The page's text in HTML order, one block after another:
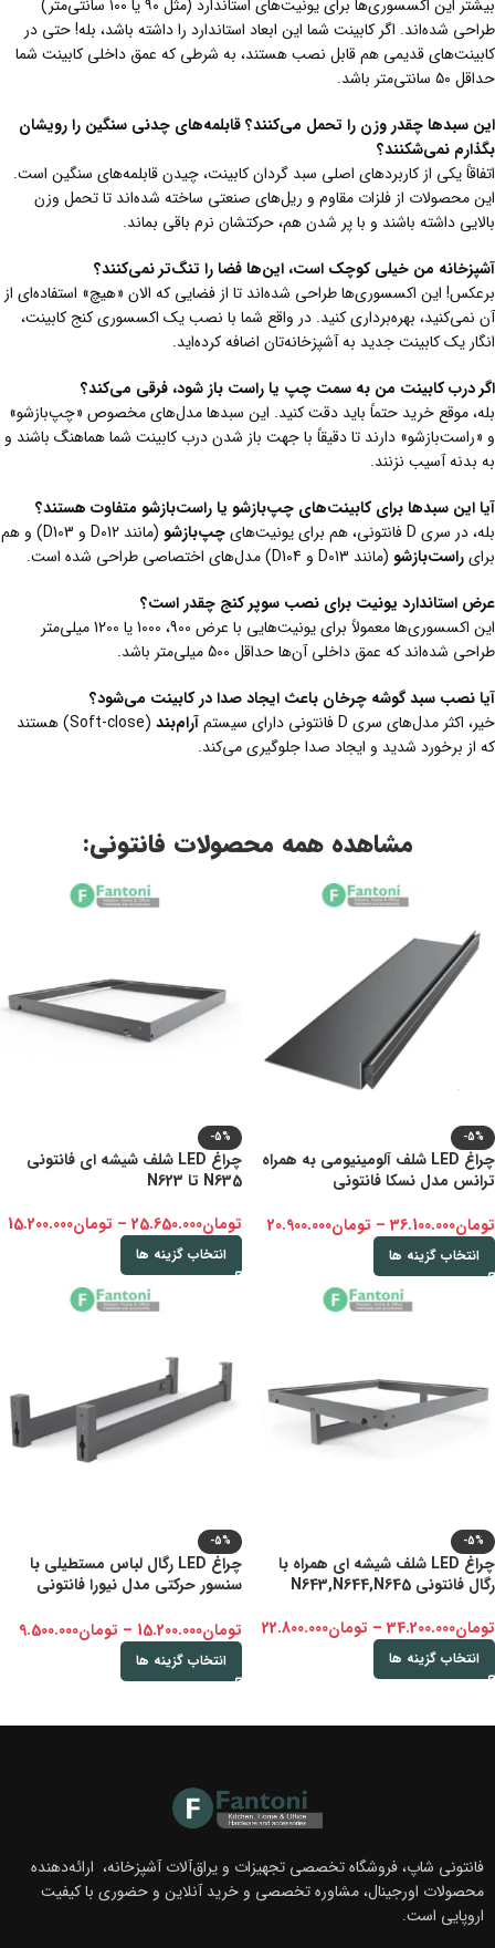
بیشتر این اکسسوری‌ها برای یونیت‌های استاندارد (مثل ۹۰ یا ۱۰۰ سانتی‌متر)
طراحی شده‌اند. اگر کابینت شما این ابعاد استاندارد را داشته باشد، بله! حتی در
کابینت‌های قدیمی هم قابل نصب هستند، به شرطی که عمق داخلی کابینت شما
حداقل ۵۰ سانتی‌متر باشد.
این سبدها چقدر وزن را تحمل می‌کنند؟ قابلمه‌های چدنی سنگین را رویشان
بگذارم نمی‌شکنند؟
اتفاقاً یکی از کاربردهای اصلی سبد گردان کابینت، چیدن قابلمه‌های سنگین است.
این محصولات از فلزات مقاوم و ریل‌های صنعتی ساخته شده‌اند تا تحمل وزن
بالایی داشته باشند و با پر شدن هم، حرکتشان نرم باقی بماند.
آشپزخانه من خیلی کوچک است، این‌ها فضا را تنگ‌تر نمی‌کنند؟
برعکس! این اکسسوری‌ها طراحی شده‌اند تا از فضایی که الان «هیچ» استفاده‌ای از
آن نمی‌کنید، بهره‌برداری کنید. در واقع شما با نصب یک اکسسوری کنج کابینت،
انگار یک کابینت جدید به آشپزخانه‌تان اضافه کرده‌اید.
اگر درب کابینت من به سمت چپ یا راست باز شود، فرقی می‌کند؟
بله، موقع خرید حتماً باید دقت کنید. این سبدها مدل‌های مخصوص «چپ‌بازشو»
و «راست‌بازشو» دارند تا دقیقاً با جهت باز شدن درب کابینت شما هماهنگ باشند و
به بدنه آسیب نزنند.
آیا این سبدها برای کابینت‌های چپ‌بازشو یا راست‌بازشو متفاوت هستند؟
بله، در سری D فانتونی، هم برای یونیت‌های
چپ‌بازشو
(مانند D012 و D103) و هم
برایراست‌بازشو (مانند D013 و D104) مدل‌های اختصاصی طراحی شده است.
عرض استاندارد یونیت برای نصب سوپر کنج چقدر است؟
این اکسسوری‌ها معمولاً برای یونیت‌هایی با عرض 900، 1000 یا 1200 میلی‌متر
طراحی شده‌اند که عمق داخلی آن‌ها حداقل 500 میلی‌متر باشد.
آیا نصب سبد گوشه چرخان باعث ایجاد صدا در کابینت می‌شود؟
خیر، اکثر مدل‌های سری D فانتونی دارای سیستم
آرام‌بند
(Soft-close) هستند
که از برخورد شدید و ایجاد صدا جلوگیری می‌کند.
مشاهده همه محصولات فانتونی:
-5%
چراغ LED شلف آلومینیومی به همراه
ترانس مدل نسکا فانتونی
تومان36.100.000
– تومان20.900.000
انتخاب گزینه ها
-5%
چراغ LED شلف شیشه ای فانتونی
N635 تا N623
تومان25.650.000
– تومان15.200.000
انتخاب گزینه ها
-5%
چراغ LED شلف شیشه ای همراه با
رگال فانتونی N643,N644,N645
تومان34.200.000
– تومان22.800.000
انتخاب گزینه ها
-5%
چراغ LED رگال لباس مستطیلی با
سنسور حرکتی مدل نیورا فانتونی
تومان15.200.000
– تومان9.500.000
انتخاب گزینه ها
فانتونی شاپ، فروشگاه تخصصی تجهیزات و یراق‌آلات آشپزخانه، ارائه‌دهنده
محصولات اورجینال، مشاوره تخصصی و خرید آنلاین و حضوری با کیفیت
اروپایی است.